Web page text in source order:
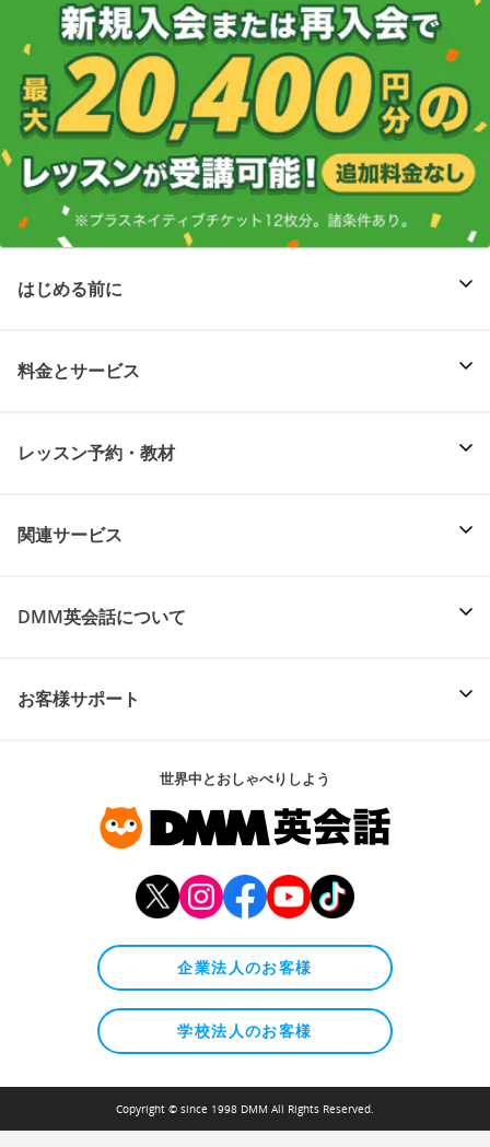
はじめる前に
料金とサービス
レッスン予約・教材
関連サービス
DMM英会話について
お客様サポート
世界中とおしゃべりしよう
企業法人のお客様
学校法人のお客様
Copyright © since 1998 DMM All Rights Reserved.